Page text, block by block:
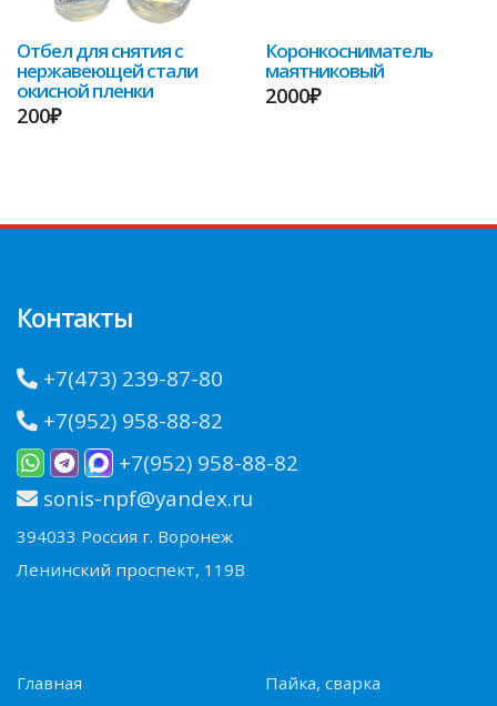
Отбел для снятия с
нержавеющей стали
окисной пленки
200₽
Коронкосниматель
маятниковый
2000₽
Контакты
+7(473) 239-87-80
+7(952) 958-88-82
+7(952) 958-88-82
sonis-npf@yandex.ru
394033 Россия г. Воронеж
Ленинский проспект, 119В
Главная
Пайка, сварка